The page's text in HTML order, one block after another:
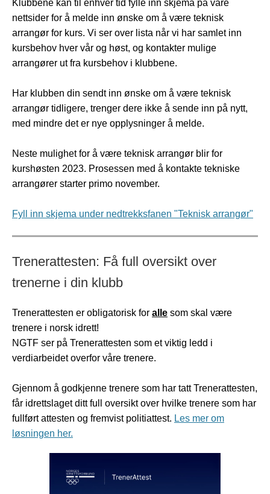
Klubbene kan til enhver tid fylle inn skjema på våre
nettsider for å melde inn ønske om å være teknisk
arrangør for kurs. Vi ser over lista når vi har samlet inn
kursbehov hver vår og høst, og kontakter mulige
arrangører ut fra kursbehov i klubbene.
Har klubben din sendt inn ønske om å være teknisk
arrangør tidligere, trenger dere ikke å sende inn på nytt,
med mindre det er nye opplysninger å melde.
Neste mulighet for å være teknisk arrangør blir for
kurshøsten 2023. Prosessen med å kontakte tekniske
arrangører starter primo november.
Fyll inn skjema under nedtrekksfanen "Teknisk arrangør"
Trenerattesten: Få full oversikt over
trenerne i din klubb
Trenerattesten er obligatorisk for alle som skal være
trenere i norsk idrett!
NGTF ser på Trenerattesten som et viktig ledd i
verdiarbeidet overfor våre trenere.
Gjennom å godkjenne trenere som har tatt Trenerattesten,
får idrettslaget ditt full oversikt over hvilke trenere som har
fullført attesten og fremvist politiattest. Les mer om
løsningen her.